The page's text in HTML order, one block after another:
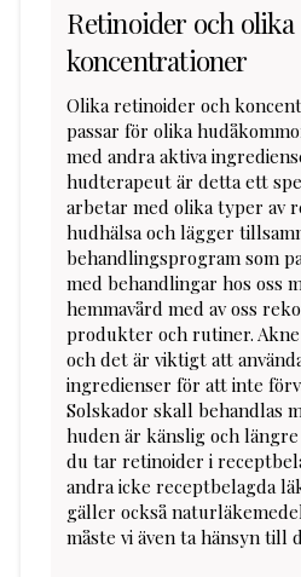
Retinoider och olika
koncentrationer
Olika retinoider och
passar för olika
med andra aktiva
hudterapeut är detta ett
arbetar med olika typer av
hudhälsa och lägger
behandlingsprogram som
med behandlingar hos oss
hemmavård med av oss
produkter och rutiner.
och det är viktigt att
ingredienser för att inte
Solskador skall behandlas
huden är känslig och
du tar retinoider i
andra icke receptbelagda
gäller också
måste vi även ta hänsyn till